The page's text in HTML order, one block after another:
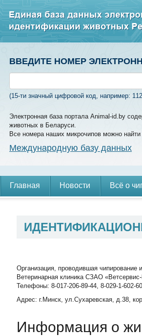
ВВЕДИТЕ НОМЕР
(15-ти значный цифровой код, например:
Электронная база портала Animal-id.by
животных в Беларуси.
Все номера наших микрочипов можно найти
Международную базу данных
Главная Новости Всё о
Организация, проводившая
Ветеринарная клиника СЗАО
Телефоны: 8-017-206-89-44, 8-029-1-602-
Адрес: г.Минск, ул.Сухаревская, д.38,
Информация о